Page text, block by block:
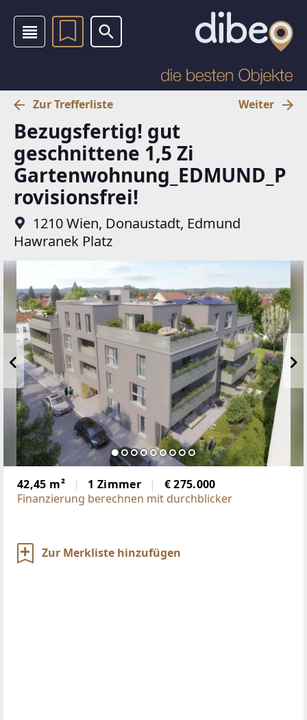
Zur Trefferliste Weiter
Bezugsfertig! gut
geschnittene 1,5 Zi
Gartenwohnung_EDMUND_P
rovisionsfrei!
1210 Wien, Donaustadt, Edmund
Hawranek Platz
42,45 m² 1 Zimmer
€ 275.000
Finanzierung berechnen mit durchblicker
Zur Merkliste hinzufügen